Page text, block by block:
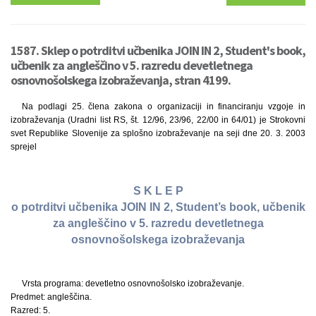
1587. Sklep o potrditvi učbenika JOIN IN 2, Student's book,
učbenik za angleščino v 5. razredu devetletnega
osnovnošolskega izobraževanja, stran 4199.
Na podlagi 25. člena zakona o organizaciji in financiranju vzgoje in
izobraževanja (Uradni list RS, št. 12/96, 23/96, 22/00 in 64/01) je Strokovni
svet Republike Slovenije za splošno izobraževanje na seji dne 20. 3. 2003
sprejel
S K L E P
o potrditvi učbenika JOIN IN 2, Student’s book, učbenik
za angleščino v 5. razredu devetletnega
osnovnošolskega izobraževanja
Vrsta programa: devetletno osnovnošolsko izobraževanje.
Predmet: angleščina.
Razred: 5.